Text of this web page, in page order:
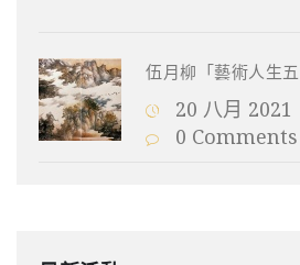
伍月柳「藝術人生
20 八月 2021
0 Comments